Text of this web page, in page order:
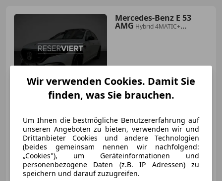
Mercedes-Benz E 53
AMG Hybrid 4MATIC+
€ 99 900
Neu 08/2025 14 745 km
Elektro/Benzin
430 kW (585 PS)
Pappas Automobilvertriebs GmbH - Regau
Wir verwenden Cookies. Damit Sie
finden, was Sie brauchen.
Um Ihnen die bestmögliche Benutzererfahrung auf
unseren Angeboten zu bieten, verwenden wir und
Drittanbieter Cookies und andere Technologien
(beides gemeinsam nennen wir nachfolgend:
„Cookies"), um Geräteinformationen und
personenbezogene Daten (z.B. IP Adressen) zu
speichern und darauf zuzugreifen.